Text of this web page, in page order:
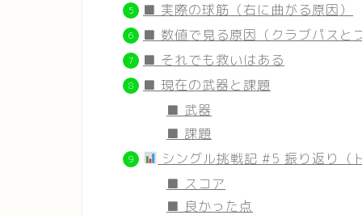
■ 実際の球筋（右に曲がる原因）
■ 数値で見る原因（クラブパスと
■ それでも救いはある
■ 現在の武器と課題
■ 武器
■ 課題
シングル挑戦記 #5 振り返り（
■ スコア
■ 良かった点